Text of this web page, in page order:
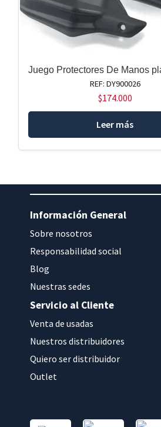
Juego Protectores De Manos
REF: DY900026
$174.000
Leer más
Información General
Sobre nosotros
Responsabilidad social
Blog
Nuestras sedes
Servicio al Cliente
Venta de usadas
Nuestros distribuidores
Quiero ser distribuidor
Outlet